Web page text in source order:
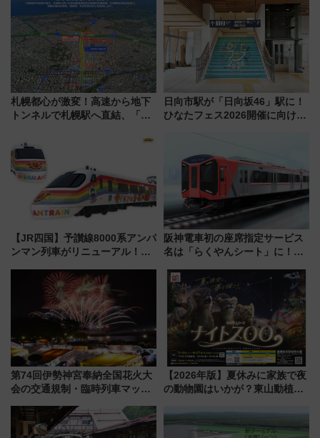
札幌都心が激変！高速から地下
トンネルで札幌駅へ直結、「創
から本格着工、延長4.8km整備
事業の全貌
日向市駅が「日向坂46」駅に！
ひなたフェス2026開催に向けJR
おひさま号」も走る
【JR四国】予讃線8000系アンパ
ンマン列車がリニューアル！内
今年12月
阪神電車初の座席指定サービス
名は「らくやんシート」に！新
を快適移動
第74回伊勢神宮奉納全国花火大
会の交通規制・臨時列車マッ
【2026年版】夏休みに家族で夜
の動物園はいかが？東山動植物
ZOO」開催情報